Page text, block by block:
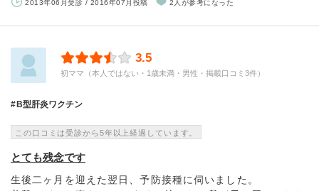
2013年06月受診 / 2016年07月投稿 2人が参考になった
3.5
初ママ（本人ではない・1歳未満・男性・掲載口コミ3件）
B型肝炎ワクチン
この口コミは受診から5年以上経過しています。
とても残念です
生後二ヶ月を迎えた翌日、予防接種に伺いました。